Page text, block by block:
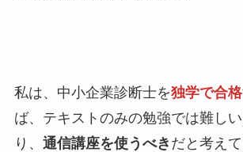
私は、中小企業診断士を独学で合格
ば、テキストのみの勉強では難し
り、 通信講座を使うべき だと考えて